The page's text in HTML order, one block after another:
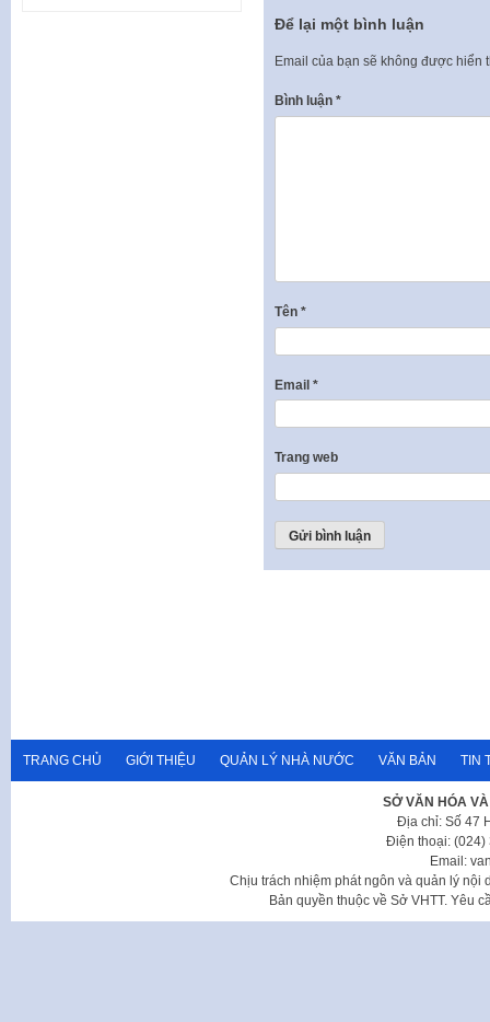
Để lại một bình luận
Email của bạn sẽ không được hiển
Bình luận *
Tên *
Email *
Trang web
TRANG CHỦ GIỚI THIỆU QUẢN LÝ NHÀ NƯỚC VĂN BẢN TIN
SỞ VĂN HÓA
Địa chỉ: Số 47
Điện thoại: (024)
Email:
Chịu trách nhiệm phát ngôn và quản lý nội
Bản quyền thuộc về Sở VHTT. Yêu